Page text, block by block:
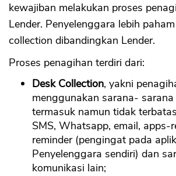
kewajiban melakukan proses
Lender. Penyelenggara lebih
collection dibandingkan Lender.
Proses penagihan terdiri dari:
Desk Collection, yakni
menggunakan sarana-
termasuk namun tidak
SMS, Whatsapp, email, apps-
reminder (pengingat pada
Penyelenggara sendiri) dan
komunikasi lain;